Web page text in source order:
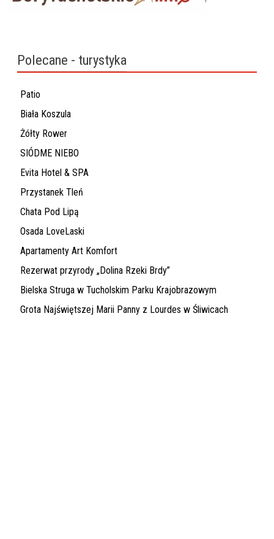
Polecane - turystyka
Patio
Biała Koszula
Żółty Rower
SIÓDME NIEBO
Evita Hotel & SPA
Przystanek Tleń
Chata Pod Lipą
Osada LoveLaski
Apartamenty Art Komfort
Rezerwat przyrody „Dolina Rzeki Brdy”
Bielska Struga w Tucholskim Parku Krajobrazowym
Grota Najświętszej Marii Panny z Lourdes w Śliwicach